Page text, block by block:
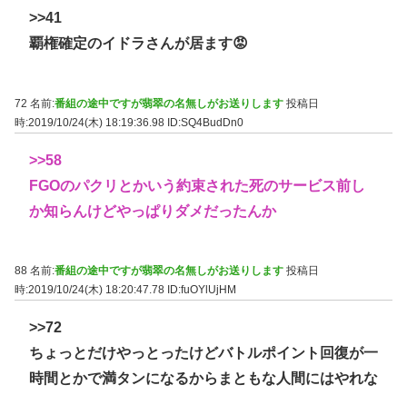
>>41
覇権確定のイドラさんが居ます😡
72 名前:番組の途中ですが翡翠の名無しがお送りします 投稿日
時:2019/10/24(木) 18:19:36.98 ID:SQ4BudDn0
>>58
FGOのパクリとかいう約束された死のサービス前し
か知らんけどやっぱりダメだったんか
88 名前:番組の途中ですが翡翠の名無しがお送りします 投稿日
時:2019/10/24(木) 18:20:47.78 ID:fuOYlUjHM
>>72
ちょっとだけやっとったけどバトルポイント回復が一
時間とかで満タンになるからまともな人間にはやれな